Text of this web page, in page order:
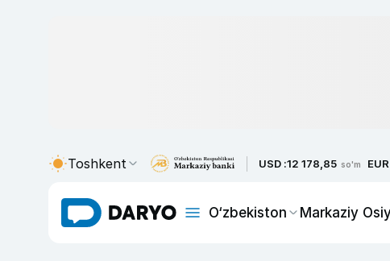
Toshkent USD :12 178,85 so'm
O‘zbekiston Markaziy